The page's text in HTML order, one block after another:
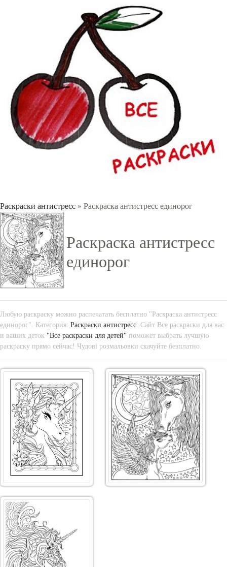
Раскраски антистресс » Раскраска антистресс единорог
Раскраска антистресс
единорог
Любую раскраску можно распечатать бесплатно "Раскраска антистресс
единорог". Категория: Раскраски антистресс . Сайт Все раскраски для вас
и ваших деток "Все раскраски для детей" поможет выбрать лучшую
раскраску прямо сейчас! Чудові розмальовки скачуйте безплатно.